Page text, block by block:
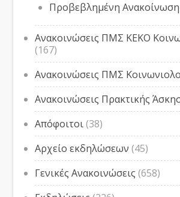
Προβεβλημένη Ανακοίνωση
Ανακοινώσεις ΠΜΣ ΚΕΚΟ
(167)
Ανακοινώσεις ΠΜΣ
Ανακοινώσεις Πρακτικής
Απόφοιτοι(38)
Αρχείο εκδηλώσεων (45)
Γενικές Ανακοινώσεις (658)